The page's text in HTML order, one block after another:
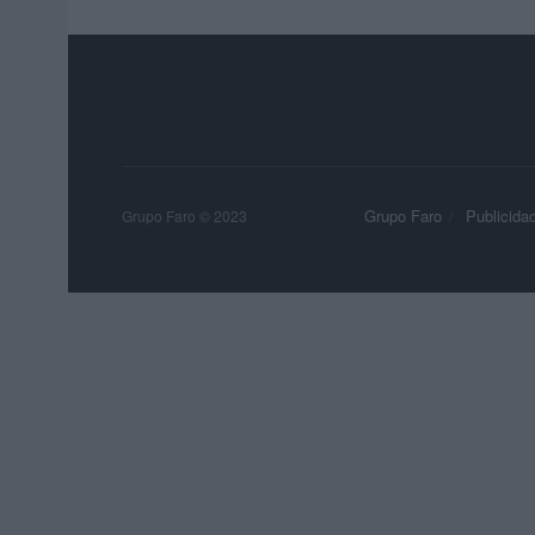
Grupo Faro Publicidad
Grupo Faro © 2023